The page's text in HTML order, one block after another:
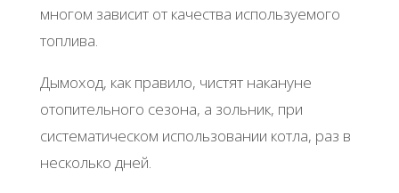
многом зависит от качества используемого
топлива.
Дымоход, как правило, чистят накануне
отопительного сезона, а зольник, при
систематическом использовании котла, раз в
несколько дней.